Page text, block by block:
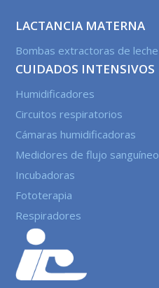
LACTANCIA MATERNA
Bombas extractoras de leche
CUIDADOS INTENSIVOS
Humidificadores
Circuitos respiratorios
Cámaras humidificadoras
Medidores de flujo sanguíneo
Incubadoras
Fototerapia
Respiradores